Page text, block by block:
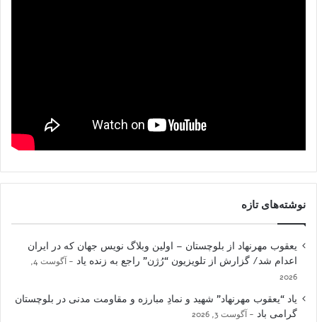
نوشته‌های تازه
یعقوب مهرنهاد از بلوچستان – اولین وبلاگ نویس جهان که در ایران
اعدام شد/ گزارش از تلویزیون “رُژن” راجع به زنده یاد
آگوست 4,
2026
یاد “یعقوب مهرنهاد” شهید و نمادِ مبارزه و مقاومت مدنی در بلوچستان
گرامی باد
آگوست 3, 2026